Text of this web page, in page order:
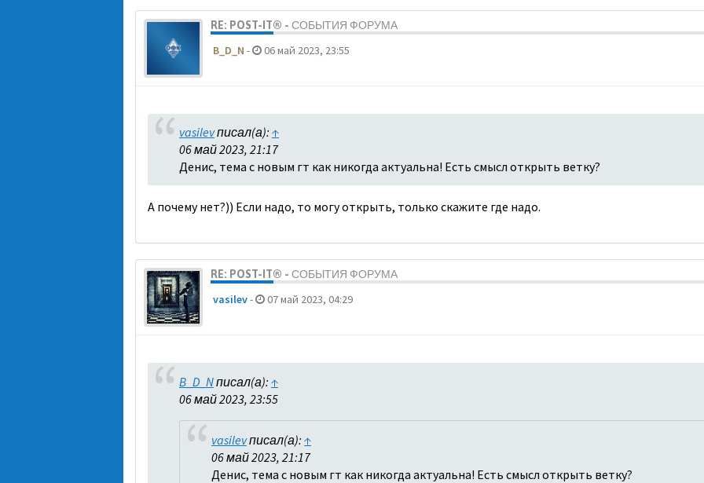
RE: POST-IT® - СОБЫТИЯ ФОРУМА
B_D_N - 06 май 2023, 23:55
vasilevписал(а): ↑
06 май 2023, 21:17
Денис, тема с новым гт как никогда актуальна! Есть смысл открыть ветку?
А почему нет?)) Если надо, то могу открыть, только скажите где надо.
RE: POST-IT® - СОБЫТИЯ ФОРУМА
vasilev- 07 май 2023, 04:29
B_D_Nписал(а): ↑
06 май 2023, 23:55
vasilevписал(а): ↑
06 май 2023, 21:17
Денис, тема с новым гт как никогда актуальна! Есть смысл открыть ветку?